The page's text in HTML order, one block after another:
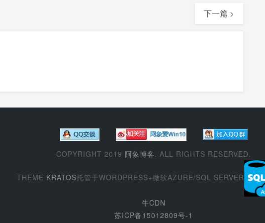
下一篇 >
COPYRIGHT 2019 阿象博客 . ALL RIGHTS RESERVED.
THEME KRATOS托管于WORDPRESS+微软AZURE/SQL SERVER
牛CDN
苏ICP备15012809号-1